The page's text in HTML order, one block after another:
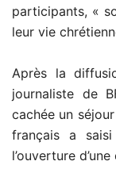
participants, «
leur vie
Après la
journaliste de
cachée un
français a
l’ouverture